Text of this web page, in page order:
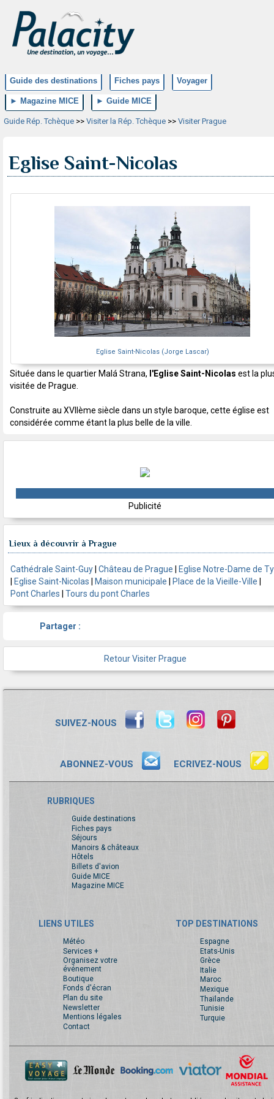
Guide des destinations Fiches pays Voyager
► Magazine MICE ► Guide MICE
Guide Rép. Tchèque >> Visiter la Rép. Tchèque >> Visiter Prague
Eglise Saint-Nicolas
Eglise Saint-Nicolas (Jorge Lascar)
Située dans le quartier Malá Strana, l'Eglise Saint-Nicolas est la
visitée de Prague.
Construite au XVIIème siècle dans un style baroque, cette église est
considérée comme étant la plus belle de la ville.
Publicité
Lieux à découvrir à Prague
Cathédrale Saint-Guy Château de Prague
Eglise Notre-Dame de
Eglise Saint-Nicolas Maison municipale Place de la Vieille-Ville
Pont Charles
Tours du pont Charles
Partager :
Retour Visiter Prague
SUIVEZ-NOUS
ABONNEZ-VOUS ECRIVEZ-NOUS
RUBRIQUES
Guide destinations
Fiches pays
Séjours
Manoirs & châteaux
Hôtels
Billets d'avion
Guide MICE
Magazine MICE
LIENS UTILES
Météo
Services +
Organisez votre
événement
Boutique
Fonds d'écran
Plan du site
Newsletter
Mentions légales
Contact
TOP DESTINATIONS
Espagne
Etats-Unis
Grèce
Italie
Maroc
Mexique
Thaïlande
Tunisie
Turquie